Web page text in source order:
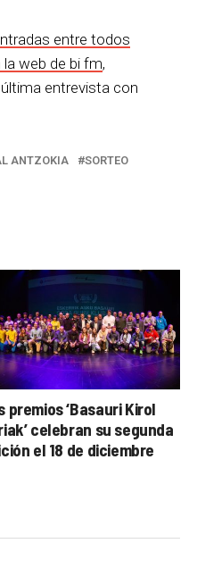
entre todos
web de bi fm,
entrevista con
ANTZOKIA SORTEO
premios ‘Basauri Kirol
celebran su segunda
el 18 de diciembre